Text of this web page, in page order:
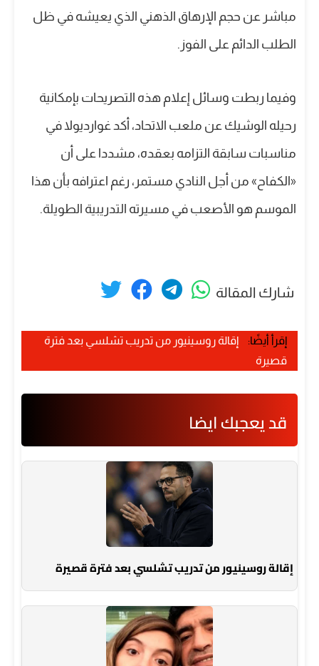
مباشر عن حجم الإرهاق الذهني الذي يعيشه في ظل
الطلب الدائم على الفوز.
وفيما ربطت وسائل إعلام هذه التصريحات بإمكانية
رحيله الوشيك عن ملعب الاتحاد، أكد غوارديولا في
مناسبات سابقة التزامه بعقده، مشددا على أن
«الكفاح» من أجل النادي مستمر، رغم اعترافه بأن هذا
الموسم هو الأصعب في مسيرته التدريبية الطويلة.
شارك المقالة
إقرأ أيضًا:
إقالة روسينيور من تدريب تشلسي بعد فترة
قصيرة
قد يعجبك ايضا
إقالة روسينيور من تدريب تشلسي بعد فترة قصيرة